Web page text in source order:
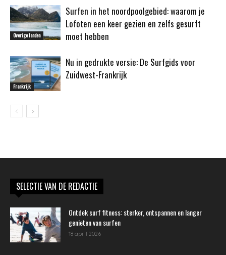
Overige landen
Surfen in het noordpoolgebied: waarom je
Lofoten een keer gezien en zelfs gesurft
moet hebben
Frankrijk
Nu in gedrukte versie: De Surfgids voor
Zuidwest-Frankrijk
SELECTIE VAN DE REDACTIE
Ontdek surf fitness: sterker, ontspannen en langer
genieten van surfen
18 april 2026